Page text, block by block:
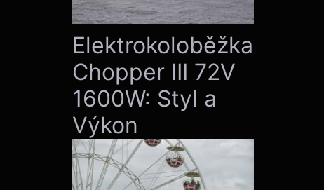
Elektrokoloběžka
Chopper III 72V
1600W: Styl a
Výkon